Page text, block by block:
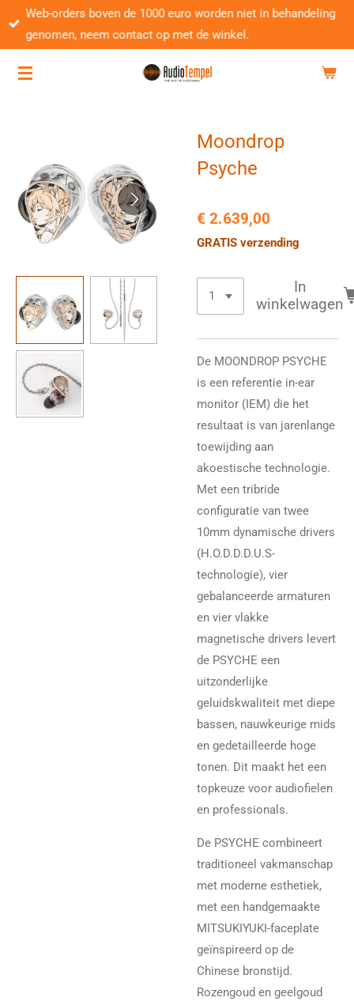
Ga
direct
de
Web-orders boven de 1000 euro worden niet in behandeling
genomen, neem contact op met de winkel.
Moondrop
Psyche
€ 2.639,00
GRATIS verzending
In
winkelwagen
De MOONDROP PSYCHE
is een referentie in-ear
monitor (IEM) die het
resultaat is van jarenlange
toewijding aan
akoestische technologie.
Met een tribride
configuratie van twee
10mm dynamische drivers
(H.O.D.D.D.U.S-
technologie), vier
gebalanceerde armaturen
en vier vlakke
magnetische drivers levert
de PSYCHE een
uitzonderlijke
geluidskwaliteit met diepe
bassen, nauwkeurige mids
en gedetailleerde hoge
tonen. Dit maakt het een
topkeuze voor audiofielen
en professionals.
De PSYCHE combineert
traditioneel vakmanschap
met moderne esthetiek,
met een handgemaakte
MITSUKIYUKI-faceplate
geïnspireerd op de
Chinese bronstijd.
Rozengoud en geelgoud